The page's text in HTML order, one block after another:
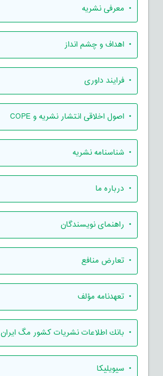
• معرفی نشریه
• اهداف و چشم انداز
• فرایند داوری
• اصول اخلاقی انتشار نشریه و COPE
• شناسنامه نشریه
• درباره ما
• راهنمای نویسندگان
• تعارض منافع
• تعهدنامه مؤلف
• بانك اطلاعات نشريات كشور مگ ايران (magiran)
• سیویلیکا